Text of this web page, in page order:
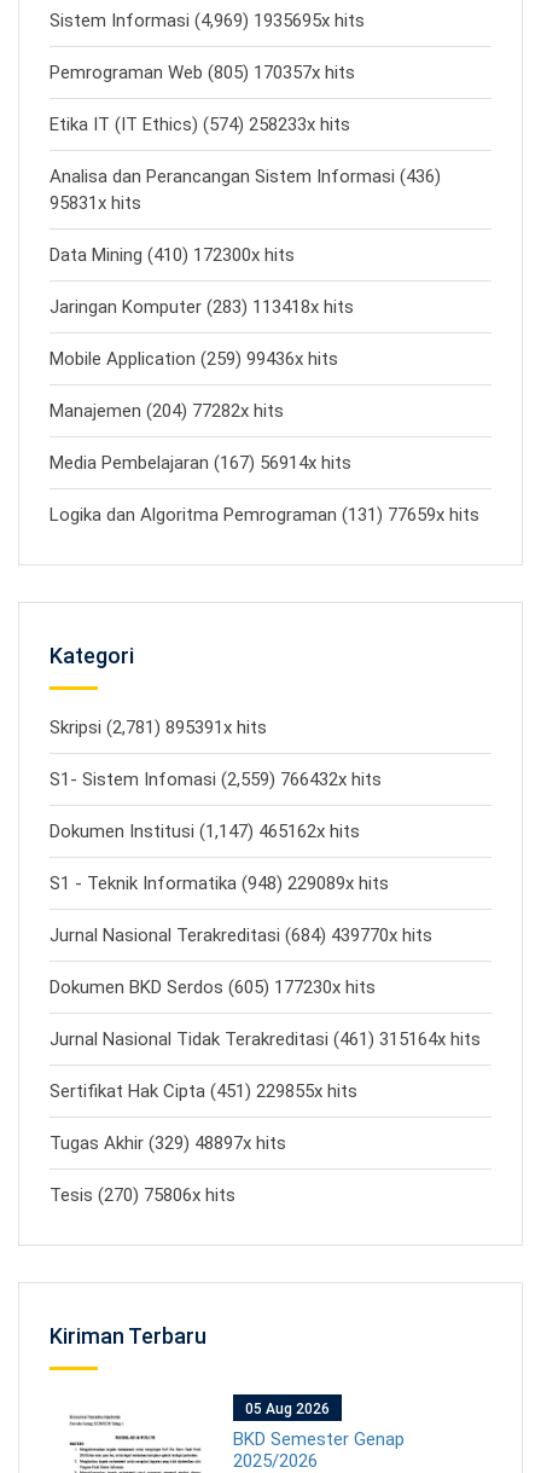
Sistem Informasi (4,969) 1935695x hits
Pemrograman Web (805) 170357x hits
Etika IT (IT Ethics) (574) 258233x hits
Analisa dan Perancangan Sistem Informasi (436)
95831x hits
Data Mining (410) 172300x hits
Jaringan Komputer (283) 113418x hits
Mobile Application (259) 99436x hits
Manajemen (204) 77282x hits
Media Pembelajaran (167) 56914x hits
Logika dan Algoritma Pemrograman (131) 77659x hits
Kategori
Skripsi (2,781) 895391x hits
S1- Sistem Infomasi (2,559) 766432x hits
Dokumen Institusi (1,147) 465162x hits
S1 - Teknik Informatika (948) 229089x hits
Jurnal Nasional Terakreditasi (684) 439770x hits
Dokumen BKD Serdos (605) 177230x hits
Jurnal Nasional Tidak Terakreditasi (461) 315164x hits
Sertifikat Hak Cipta (451) 229855x hits
Tugas Akhir (329) 48897x hits
Tesis (270) 75806x hits
Kiriman Terbaru
05 Aug 2026
BKD Semester Genap
2025/2026